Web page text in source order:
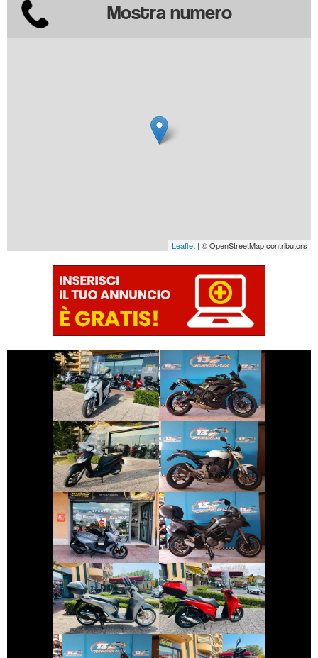
Mostra numero
Leaflet | © OpenStreetMap contributors
HONDA SH
€ 2.490 €
KAWASAKI
NINJA-650
€ 5.790 €
PIAGGIO MEDLEY
€ 2.990 €
HONDA HORNET
€ 3.490 €
SYM JOYRIDE
€ 4.190 €
DUCATI
MULTISTRADA
€ 11.690 €
HONDA SH
€ 3.150 €
HONDA SH
€ 3.490 €
€ 3.590 € € 4.990 €